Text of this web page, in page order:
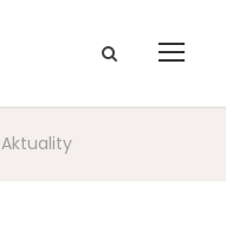
Aktuality